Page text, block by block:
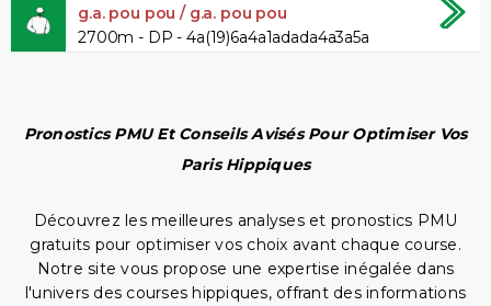
g.a. pou pou / g.a. pou pou
2700m - DP - 4a(19)6a4a1adada4a3a5a
Pronostics PMU Et Conseils Avisés Pour Optimiser Vos
Paris Hippiques
Découvrez les meilleures analyses et pronostics PMU
gratuits pour optimiser vos choix avant chaque course.
Notre site vous propose une expertise inégalée dans
l'univers des courses hippiques, offrant des informations